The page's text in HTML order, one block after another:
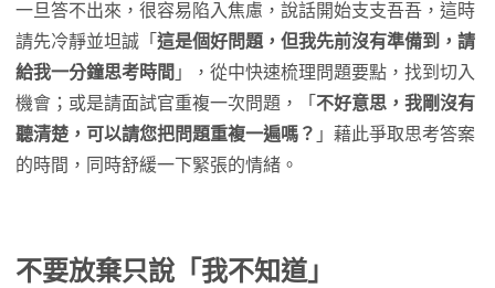
一旦答不出來，很容易陷入焦慮，說話開始支支吾吾，這時
請先冷靜並坦誠「 這是個好問題，但我先前沒有準備到，請
給我一分鐘思考時間 」，從中快速梳理問題要點，找到切入
機會；或是請面試官重複一次問題，「 不好意思，我剛沒有
聽清楚，可以請您把問題重複一遍嗎？ 」藉此爭取思考答案
的時間，同時舒緩一下緊張的情緒。
不要放棄只說「我不知道」